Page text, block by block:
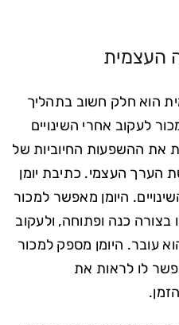
העצמית
הוא חלק חשוב בתהליך
לעקוב אחרי השינויים
את ההשפעות החיוביות של
הערך העצמי. כתיבת יומן
היומן מאפשר למכור
בצורה כנה ופתוחה, ולעקוב
עובר. היומן מספק למכור
לו לראות את